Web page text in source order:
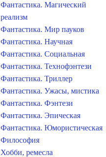
Фантастика. Магический
реализм
Фантастика. Мир пауков
Фантастика. Научная
Фантастика. Социальная
Фантастика. Технофэнтези
Фантастика. Триллер
Фантастика. Ужасы, мистика
Фантастика. Фэнтези
Фантастика. Эпическая
Фантастика. Юмористическая
Философия
Хобби, ремесла